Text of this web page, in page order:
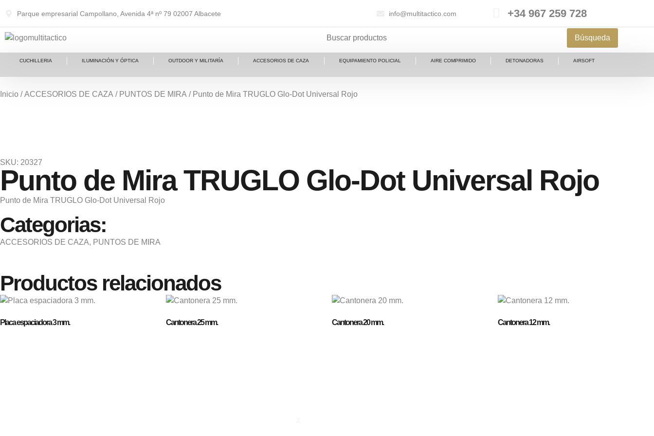
Parque empresarial Campollano, Avenida 4ª nº 79 02007 Albacete info@multitactico.com +34 967 259 728
CUCHILLERIA ILUMINACIÓN Y ÓPTICA OUTDOOR Y MILITARÍA ACCESORIOS DE CAZA EQUIPAMIENTO POLICIAL AIRE COMPRIMIDO DETONADORAS AIRSOFT
Inicio /ACCESORIOS DE CAZA / PUNTOS DE MIRA / Punto de Mira TRUGLO Glo-Dot Universal Rojo
SKU: 20327
Punto de Mira TRUGLO Glo-Dot Universal Rojo
Punto de Mira TRUGLO Glo-Dot Universal Rojo
Categorias:
ACCESORIOS DE CAZA, PUNTOS DE MIRA
Productos relacionados
Placa espaciadora 3 mm. Cantonera 25 mm. Cantonera 20 mm. Cantonera 12 mm.